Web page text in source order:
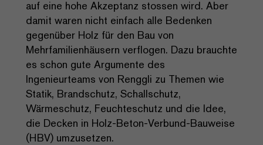
auf eine hohe Akzeptanz stossen wird. Aber
damit waren nicht einfach alle Bedenken
gegenüber Holz für den Bau von
Mehrfamilienhäusern verflogen. Dazu brauchte
es schon gute Argumente des
Ingenieurteams von Renggli zu Themen wie
Statik, Brandschutz, Schallschutz,
Wärmeschutz, Feuchteschutz und die Idee,
die Decken in Holz-Beton-Verbund-Bauweise
(HBV) umzusetzen.